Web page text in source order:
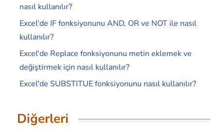
nasıl kullanılır?
Excel'de IF fonksiyonunu AND, OR ve NOT ile nasıl
kullanılır?
Excel'de Replace fonksiyonunu metin eklemek ve
değiştirmek için nasıl kullanılır?
Excel'de SUBSTITUE fonksiyonunu nasıl kullanılır?
Diğerleri